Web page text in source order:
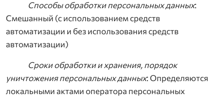
Способы обработки персональных данных:
Смешанный (с использованием средств
автоматизации и без использования средств
автоматизации)
Сроки обработки и хранения, порядок
уничтожения персональных данных: Определяются
локальными актами оператора персональных